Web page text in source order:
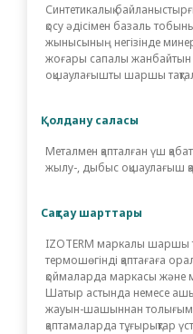
Синтетикалық
қосу әдісімен базаль
жынысының негізінде
жоғары сапалы
оқшаулағышты шаршы
Қолдану саласы
Металмен қапталған үш
жылу-, дыбыс оқшаулағыш
Сақтау шарттары
IZOTERM маркалы шаршы
термошөгінді қаптағаға
қоймаларда маркасы және
Шатыр астында немесе
жауын-шашыннан
қаптамаларда тұғырықтар